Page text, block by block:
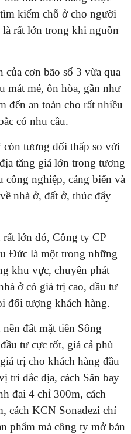
kiếm chỗ ở cho người
rất lớn trong khi nguồn
cơn bão số 3 vừa qua
mát mẻ, ôn hòa, gần như
đến an toàn cho rất nhiều
có nhu cầu.
tương đối thấp so với
tăng giá lớn trong tương
công nghiệp, cảng biển và
nhà ở, đất ở, thúc đẩy
lớn đó, Công ty CP
Đức là một trong những
khu vực, chuyên phát
ở có giá trị cao, đầu tư
đối tượng khách hàng.
đất mặt tiền Sông
tư cực tốt, giá cả phù
trị cho khách hàng đầu
trí đắc địa, cách Sân bay
đai 4 chỉ 300m, cách
cách KCN Sonadezi chỉ
phẩm mà công ty mở bán